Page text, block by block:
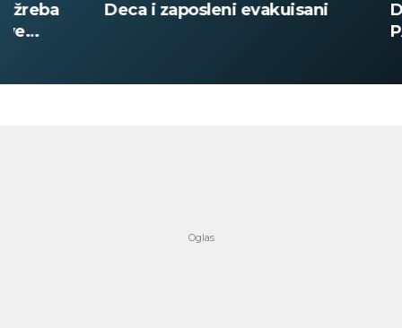
Deca i zaposleni evakuisani
DOBIO
PATIKA